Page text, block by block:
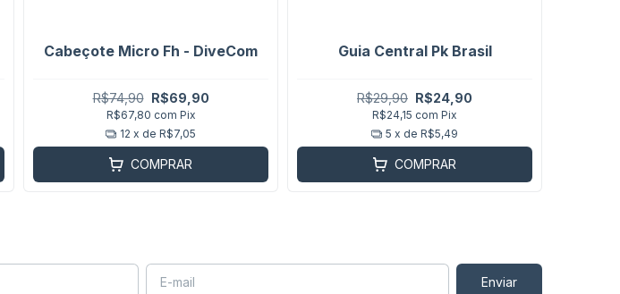
Cabeçote Micro Fh - DiveCom
R$74,90 R$69,90
R$67,80 com Pix
12 x de R$7,05
COMPRAR
Guia Central Pk Brasil
R$29,90 R$24,90
R$24,15 com Pix
5 x de R$5,49
COMPRAR